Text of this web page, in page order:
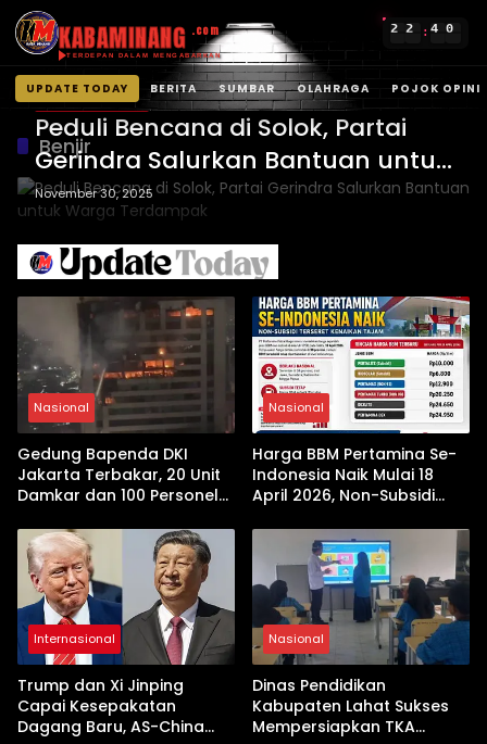
KABAMINANG .com
TERDEPAN DALAM MENGABARKAN
2 2 : 4 0
UPDATE TODAY BERITA SUMBAR OLAHRAGA POJOK OPINI
Langsung
konten
Benjir
Kabupaten Solok
Peduli Bencana di Solok, Partai
Gerindra Salurkan Bantuan untuk
Warga Terdampak
November 30, 2025
Nasional
Gedung Bapenda DKI
Jakarta Terbakar, 20 Unit
Damkar dan 100 Personel
Nasional
Harga BBM Pertamina Se-
Indonesia Naik Mulai 18
April 2026, Non-Subsidi
Internasional
Trump dan Xi Jinping
Capai Kesepakatan
Dagang Baru, AS-China
Nasional
Dinas Pendidikan
Kabupaten Lahat Sukses
Mempersiapkan TKA